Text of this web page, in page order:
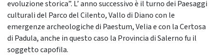
evoluzione storica”. L’ anno successivo è il turno dei Paesaggi
culturali del Parco del Cilento, Vallo di Diano con le
emergenze archeologiche di Paestum, Velia e con la Certosa
di Padula, anche in questo caso la Provincia di Salerno fu il
soggetto capofila.